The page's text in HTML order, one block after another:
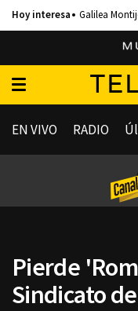
Galilea
EN VIVO RADIO
Pierde
Sindicato